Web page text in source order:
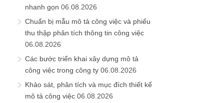
nhanh gọn 06.08.2026
Chuẩn bị mẫu mô tả công việc và phiếu
thu thập phân tích thông tin công việc
06.08.2026
Các bước triển khai xây dựng mô tả
công việc trong công ty 06.08.2026
Khảo sát, phân tích và mục đích thiết kế
mô tả công việc 06.08.2026